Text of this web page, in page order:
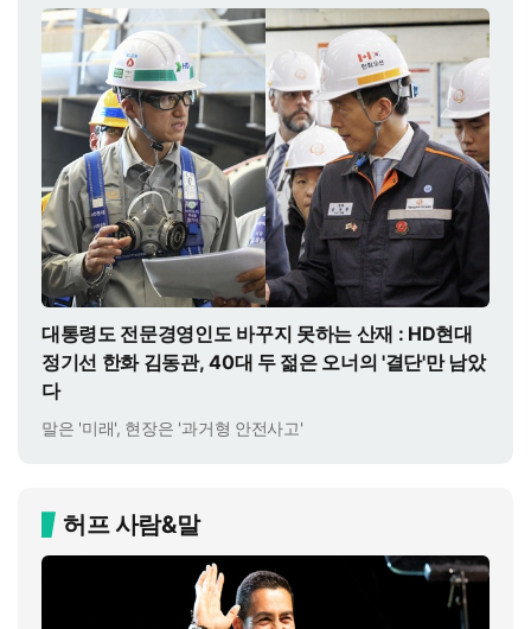
대통령도 전문경영인도 바꾸지 못하는 산재 : HD현대
정기선 한화 김동관, 40대 두 젊은 오너의 '결단'만 남았
다
말은 '미래', 현장은 '과거형 안전사고'
허프 사람&말